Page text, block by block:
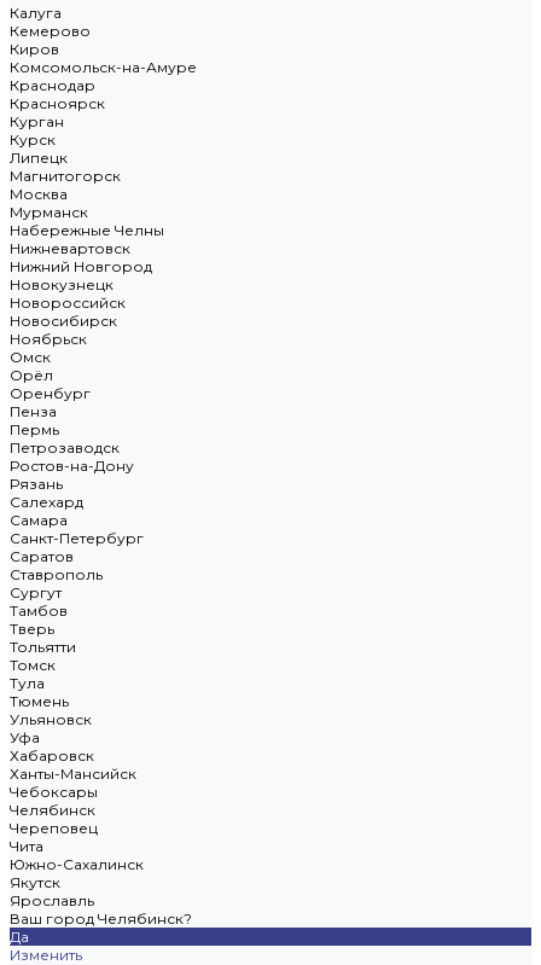
Калуга
Кемерово
Киров
Комсомольск-на-Амуре
Краснодар
Красноярск
Курган
Курск
Липецк
Магнитогорск
Москва
Мурманск
Набережные Челны
Нижневартовск
Нижний Новгород
Новокузнецк
Новороссийск
Новосибирск
Ноябрьск
Омск
Орёл
Оренбург
Пенза
Пермь
Петрозаводск
Ростов-на-Дону
Рязань
Салехард
Самара
Санкт-Петербург
Саратов
Ставрополь
Сургут
Тамбов
Тверь
Тольятти
Томск
Тула
Тюмень
Ульяновск
Уфа
Хабаровск
Ханты-Мансийск
Чебоксары
Челябинск
Череповец
Чита
Южно-Сахалинск
Якутск
Ярославль
Ваш город Челябинск?
Да
Изменить